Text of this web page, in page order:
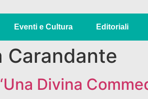
Eventi e Cultura Editoriali
Carandante
Divina